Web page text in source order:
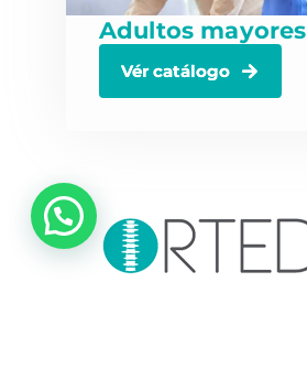
Adultos mayores
Vér catálogo
💬 ¿Necesitas ayuda?